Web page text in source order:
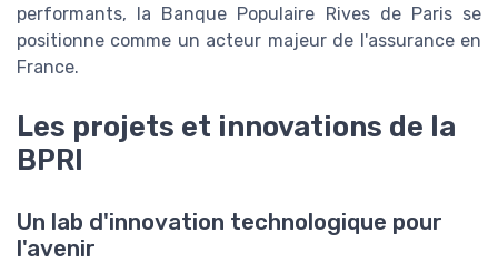
performants, la Banque Populaire Rives de Paris se
positionne comme un acteur majeur de l'assurance en
France.
Les projets et innovations de la
BPRI
Un lab d'innovation technologique pour
l'avenir